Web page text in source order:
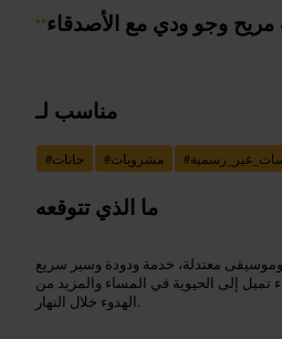
“وجو ودي مع الأصدقاء
مناسب لـ
#حانات #مشروبات #
ما الذي تتوقعه
وموسيقى معتدلة، خدمة ودودة وسير سريع
تميل إلى الحيوية في المساء والمزيد من
الهدوء خلال النهار.